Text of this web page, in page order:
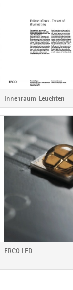
Innenraum-Leuchten
ERCO LED